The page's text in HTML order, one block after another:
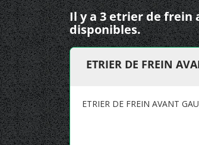
Il y a 3 etrier de frein
disponibles.
ETRIER DE FREIN
ETRIER DE FREIN AVANT